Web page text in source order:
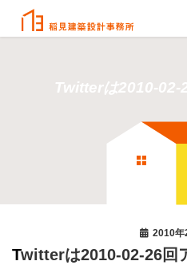
Twitterは2010-02-
2010年
Twitterは2010-02-26回